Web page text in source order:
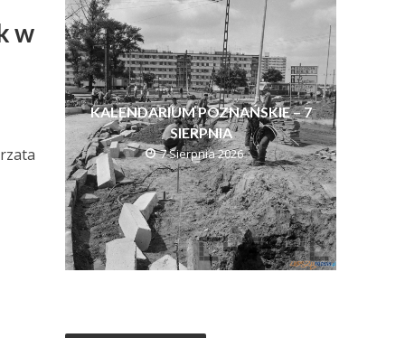
w
KALENDARIUM POZNAŃSKIE – 7
SIERPNIA
7 Sierpnia 2026